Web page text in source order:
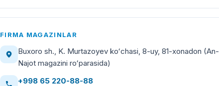
FIRMA MAGAZINLAR
Buxoro sh., K. Murtazoyev koʻchasi, 8-uy, 81-xonadon (An-
Najot magazini roʻparasida)
+998 65 220-88-88